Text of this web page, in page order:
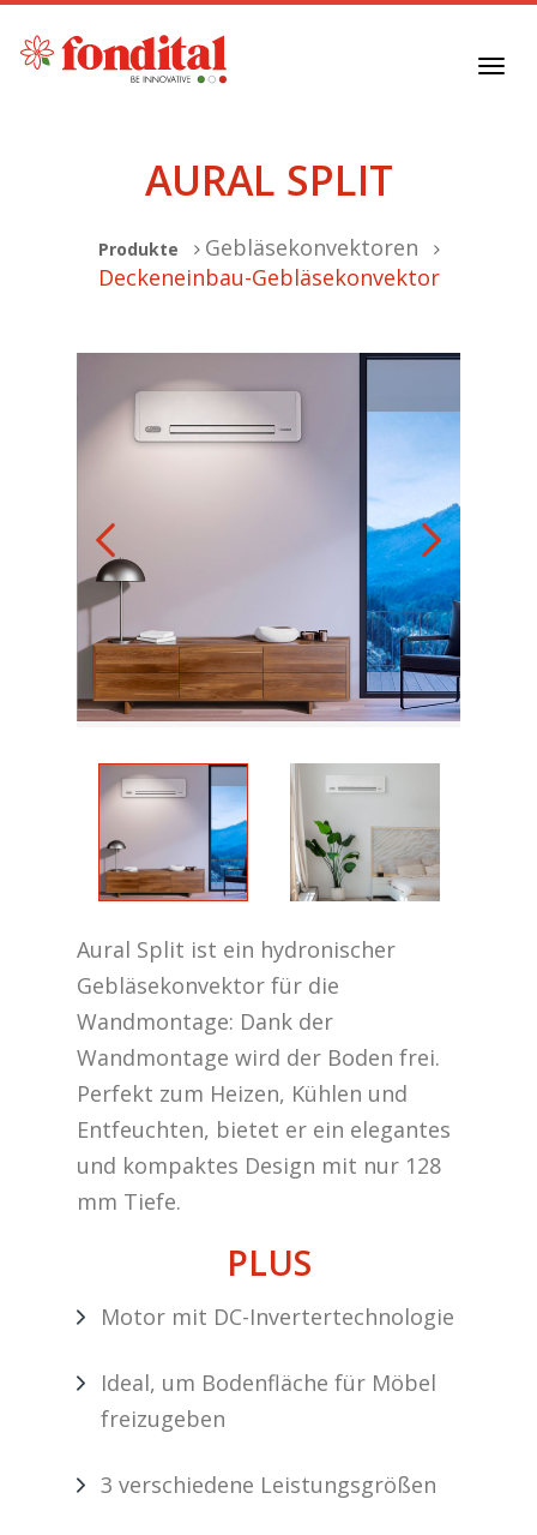
AURAL SPLIT
Produkte
Gebläsekonvektoren
Deckeneinbau-Gebläsekonvektor
Aural Split ist ein hydronischer
Gebläsekonvektor für die
Wandmontage: Dank der
Wandmontage wird der Boden frei.
Perfekt zum Heizen, Kühlen und
Entfeuchten, bietet er ein elegantes
und kompaktes Design mit nur 128
mm Tiefe.
PLUS
Motor mit DC-Invertertechnologie
Ideal, um Bodenfläche für Möbel
freizugeben
3 verschiedene Leistungsgrößen